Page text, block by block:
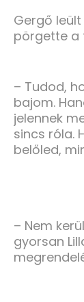
Gergő
pörgette a
– Tudod,
bajom.
jelennek
sincs róla.
belőled,
– Nem
gyorsan